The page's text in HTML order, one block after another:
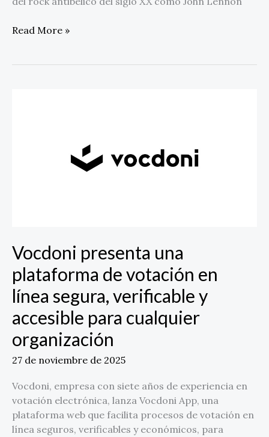
Read More »
Vocdoni presenta una
plataforma de votación en
línea segura, verificable y
accesible para cualquier
organización
27 de noviembre de 2025
Vocdoni, empresa con siete años de experiencia en
votación electrónica, lanza Vocdoni App, una
plataforma web que facilita procesos de votación en
línea seguros, verificables y económicos, para
accesible
para
cualquier
organización